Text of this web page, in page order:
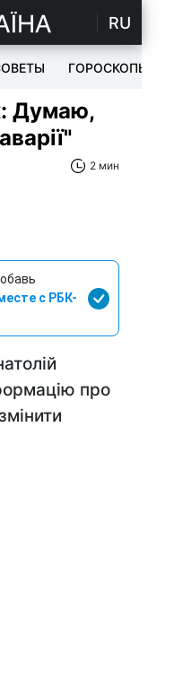
RU
ГОРОСКОПЫ
Думаю,
2 мин
с РБК-
про